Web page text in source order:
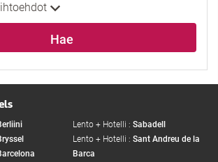
Hae
Lento + Hotelli : Sabadell
Lento + Hotelli : Sant Andreu de la
Barca